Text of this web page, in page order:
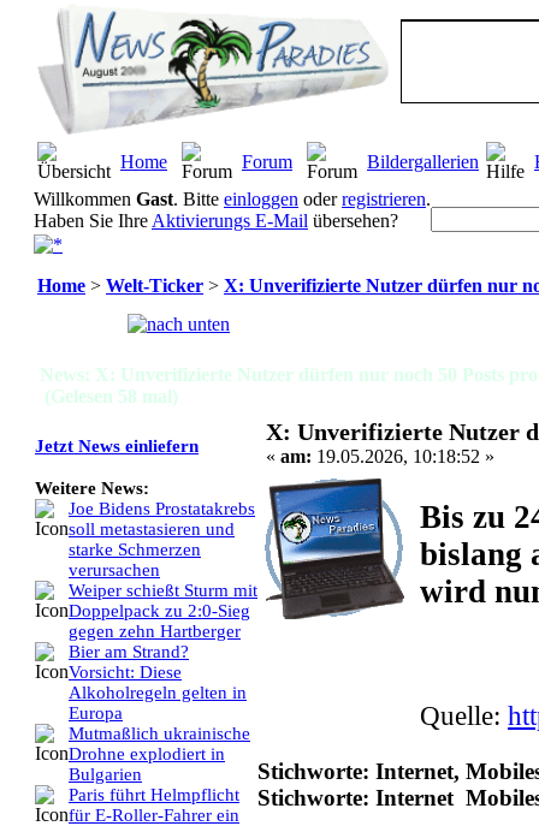
Home Forum Bildergallerien
Willkommen Gast. Bitte einloggen oderregistrieren.
Haben Sie Ihre Aktivierungs E-Mail übersehen?
Home > Welt-Ticker > X: Unverifizierte Nutzer dürfen nur
News: X: Unverifizierte Nutzer dürfen nur noch 50 Posts pro
(Gelesen 58 mal)
Jetzt News einliefern
Weitere News:
Joe Bidens Prostatakrebs
soll metastasieren und
starke Schmerzen
verursachen
Weiper schießt Sturm mit
Doppelpack zu 2:0-Sieg
gegen zehn Hartberger
Bier am Strand?
Vorsicht: Diese
Alkoholregeln gelten in
Europa
Mutmaßlich ukrainische
Drohne explodiert in
Bulgarien
Paris führt Helmpflicht
für E-Roller-Fahrer ein
X: Unverifizierte Nutzer
« am: 19.05.2026, 10:18:52 »
Bis zu
bislang
wird
Quelle:
Stichworte: Internet,
Stichworte: Internet